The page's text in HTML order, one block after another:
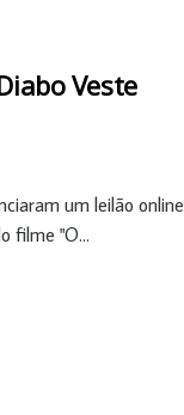
Veste
um leilão online
filme "O...